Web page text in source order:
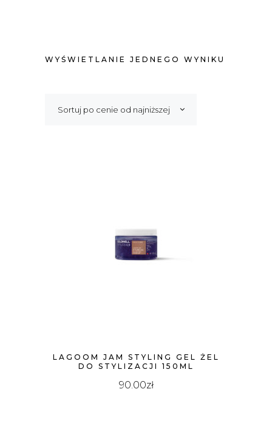
WYŚWIETLANIE JEDNEGO WYNIKU
Sortuj po cenie od najniższej
LAGOOM JAM STYLING GEL ŻEL
DO STYLIZACJI 150ML
90.00zł